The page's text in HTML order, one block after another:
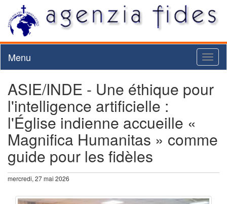
Menu
ASIE/INDE - Une éthique pour
l'intelligence artificielle :
l'Église indienne accueille «
Magnifica Humanitas » comme
guide pour les fidèles
mercredi, 27 mai 2026